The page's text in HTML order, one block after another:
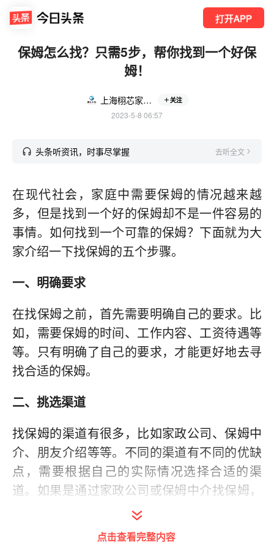
打开APP
保姆怎么找？只需5步，帮你找到一个好保
姆！
上海栩芯家政·养老陪护·育儿 关注
2023-5-8 06:57
头条听资讯，时事尽掌握 去听全文
在现代社会，家庭中需要保姆的情况越来越
多，但是找到一个好的保姆却不是一件容易的
事情。如何找到一个可靠的保姆？下面就为大
家介绍一下找保姆的五个步骤。
一、明确要求
在找保姆之前，首先需要明确自己的要求。比
如，需要保姆的时间、工作内容、工资待遇等
等。只有明确了自己的要求，才能更好地去寻
找合适的保姆。
二、挑选渠道
找保姆的渠道有很多，比如家政公司、保姆中
介、朋友介绍等等。不同的渠道有不同的优缺
点，需要根据自己的实际情况选择合适的渠
道。如果是通过家政公司或保姆中介找保姆，
需要注意选择正规的公司或中介，避免被骗。
点击查看完整内容